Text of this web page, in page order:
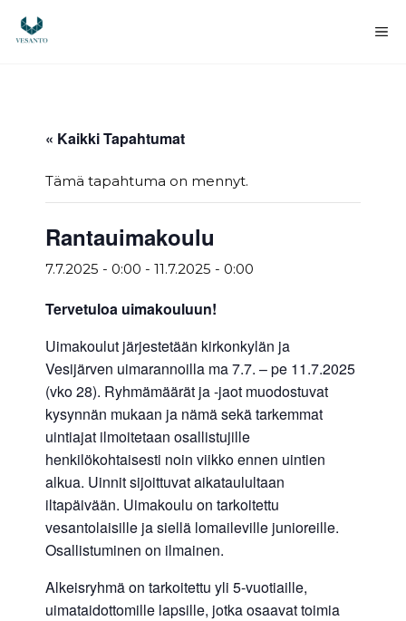
sisältöön
« Kaikki Tapahtumat
Tämä tapahtuma on mennyt.
Rantauimakoulu
7.7.2025 - 0:00 - 11.7.2025 - 0:00
Tervetuloa uimakouluun!
Uimakoulut järjestetään kirkonkylän ja
Vesijärven uimarannoilla ma 7.7. – pe 11.7.2025
(vko 28). Ryhmämäärät ja -jaot muodostuvat
kysynnän mukaan ja nämä sekä tarkemmat
uintiajat ilmoitetaan osallistujille
henkilökohtaisesti noin viikko ennen uintien
alkua. Uinnit sijoittuvat aikataulultaan
iltapäivään. Uimakoulu on tarkoitettu
vesantolaisille ja siellä lomaileville junioreille.
Osallistuminen on ilmainen.
Alkeisryhmä on tarkoitettu yli 5-vuotiaille,
uimataidottomille lapsille, jotka osaavat toimia